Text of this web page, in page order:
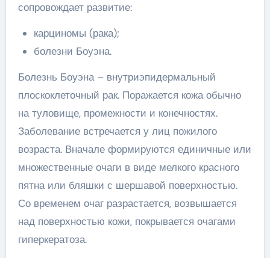
сопровождает развитие:
карциномы (рака);
болезни Боуэна.
Болезнь Боуэна – внутриэпидермальный
плоскоклеточный рак. Поражается кожа обычно
на туловище, промежности и конечностях.
Заболевание встречается у лиц пожилого
возраста. Вначале формируются единичные или
множественные очаги в виде мелкого красного
пятна или бляшки с шершавой поверхностью.
Со временем очаг разрастается, возвышается
над поверхностью кожи, покрывается очагами
гиперкератоза.